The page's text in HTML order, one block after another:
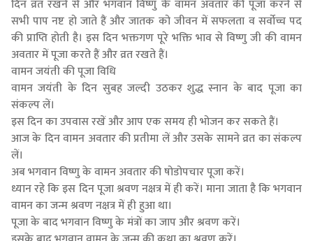
दिन व्रत रखने से और भगवान विष्णु के वामन अवतार की पूजा करने से
सभी पाप नष्ट हो जाते हैं और जातक को जीवन में सफलता व सर्वोच्च पद
की प्राप्ति होती है। इस दिन भक्तगण पूरे भक्ति भाव से विष्णु जी की वामन
अवतार में पूजा करते हैं और व्रत रखते हैं।
वामन जयंती की पूजा विधि
वामन जयंती के दिन सुबह जल्दी उठकर शुद्ध स्नान के बाद पूजा का
संकल्प लें।
इस दिन का उपवास रखें और आप एक समय ही भोजन कर सकते हैं।
आज के दिन वामन अवतार की प्रतीमा लें और उसके सामने व्रत का संकल्प
लें।
अब भगवान विष्णु के वामन अवतार की षोडोपचार पूजा करें।
ध्यान रहे कि इस दिन पूजा श्रवण नक्षत्र में ही करें। माना जाता है कि भगवान
वामन का जन्म श्रवण नक्षत्र में ही हुआ था।
पूजा के बाद भगवान विष्णु के मंत्रों का जाप और श्रवण करें।